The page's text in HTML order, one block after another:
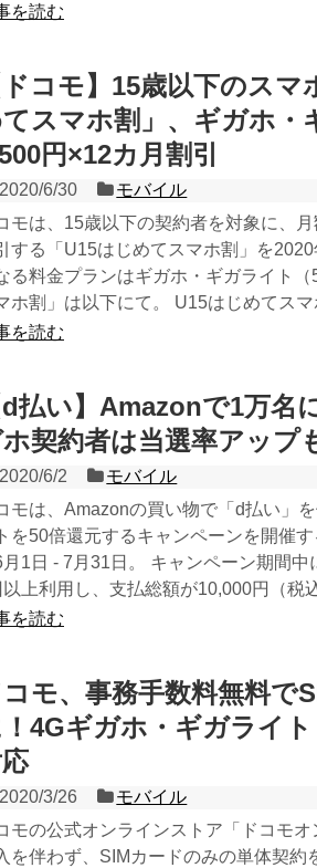
を読む
ドコモ】15歳以下のス
スマホ割」、ギガホ・
円×12カ月割引
2020/6/30
モバイル
モは、15歳以下の契約者を対象に、
する「U15はじめてスマホ割」を
る料金プランはギガホ・ギガライト
ホ割」は以下にて。 U15はじめてスマ
を読む
d払い】Amazonで1万名
ホ契約者は当選率アップ
2020/6/2
モバイル
モは、Amazonの買い物で「d払い」
を50倍還元するキャンペーンを開催
1日 - 7月31日。 キャンペーン期間
以上利用し、支払総額が10,000円（税
を読む
コモ、事務手数料無料で
4Gギガホ・ギガライ
2020/3/26
モバイル
モの公式オンラインストア「ドコモ
を伴わず、SIMカードのみの単体契約